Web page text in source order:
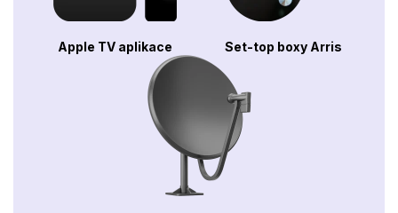
Apple TV aplikace Set-top boxy Arris